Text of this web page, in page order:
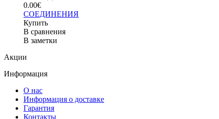
0.00€
СОЕДИНЕНИЯ
Купить
В сравнения
В заметки
Акции
Информация
О нас
Информация о доставке
Гарантия
Контакты